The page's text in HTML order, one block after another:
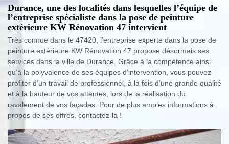
Durance, une des localités dans lesquelles l’équipe de
l’entreprise spécialiste dans la pose de peinture
extérieure KW Rénovation 47 intervient
Très connue dans le 47420, l’entreprise experte dans la pose de
peinture extérieure KW Rénovation 47 propose désormais ses
services dans la ville de Durance. Grâce à la compétence ainsi
qu’à la polyvalence de ses équipes d’intervention, vous pouvez
profiter d’un travail de professionnel, à la fois d’une grande qualité
et à la hauteur de vos attentes, lors de la réalisation du
ravalement de vos façades. Pour de plus amples informations à
propos de ses offres, contactez-la !